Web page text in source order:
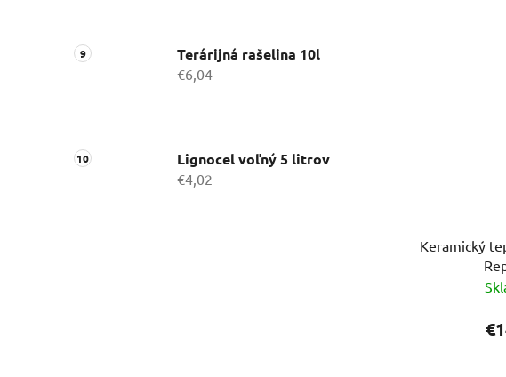
Terárijná rašelina 10l
€6,04
Lignocel voľný 5 litrov
€4,02
Keramický